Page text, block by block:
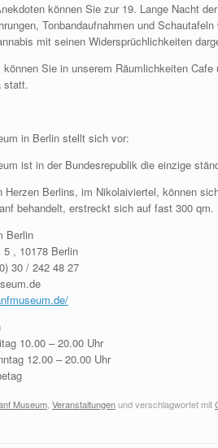
können Sie zur 19. Lange Nacht
Tonbandaufnahmen und
mit seinen Widersprüchlichkeiten
können Sie in unserem Räumlichkeiten
statt.
in Berlin stellt sich vor:
ist in der Bundesrepublik die einzige
Herzen Berlins, im Nikolaiviertel, können
behandelt, erstreckt sich auf fast 300 qm.
Berlin
, 10178 Berlin
30 / 242 48 27
10.00 – 20.00 Uhr
12.00 – 20.00 Uhr
Museum Veranstaltungenund verschlagwortet mit